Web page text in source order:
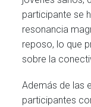
participante se
resonancia
reposo, lo que
sobre la
Además de las
participantes